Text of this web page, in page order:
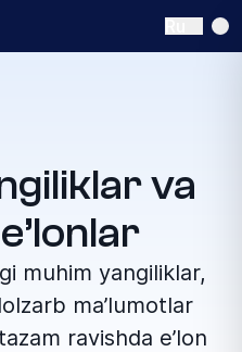
va
muhim yangiliklar,
ma’lumotlar
ravishda e’lon